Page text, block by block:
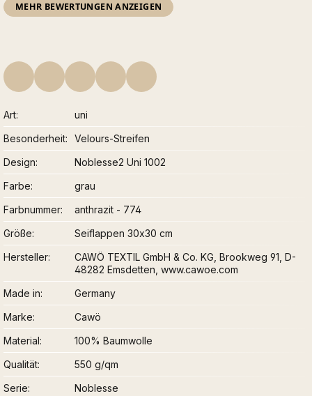
MEHR BEWERTUNGEN ANZEIGEN
Art
uni
Besonderheit
Velours-Streifen
Design
Noblesse2 Uni 1002
Farbe
grau
Farbnummer
anthrazit - 774
Größe
Seiflappen 30x30 cm
Hersteller
CAWÖ TEXTIL GmbH & Co. KG, Brookweg 91, D-
48282 Emsdetten, www.cawoe.com
Made in
Germany
Marke
Cawö
Material
100% Baumwolle
Qualität
550 g/qm
Serie
Noblesse